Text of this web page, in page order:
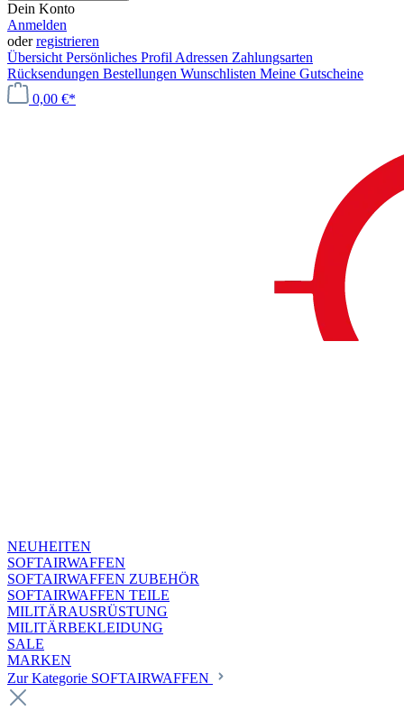
Dein Konto
Anmelden
oderregistrieren
Übersicht Persönliches Profil Adressen Zahlungsarten
Rücksendungen Bestellungen Wunschlisten Meine Gutscheine
0,00 €*
NEUHEITEN
SOFTAIRWAFFEN
SOFTAIRWAFFEN ZUBEHÖR
SOFTAIRWAFFEN TEILE
MILITÄRAUSRÜSTUNG
MILITÄRBEKLEIDUNG
SALE
MARKEN
Zur Kategorie SOFTAIRWAFFEN